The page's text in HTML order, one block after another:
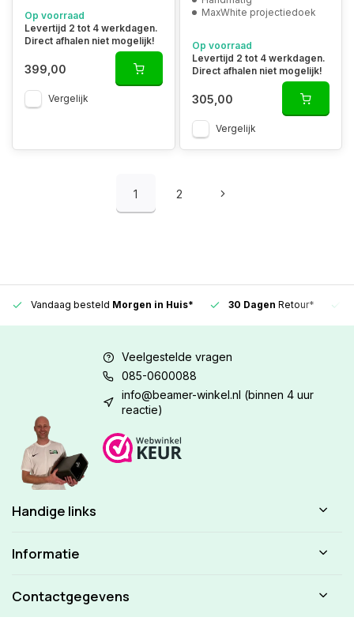
Op voorraad
Levertijd 2 tot 4 werkdagen.
Direct afhalen niet mogelijk!
399,00
Vergelijk
MaxWhite projectiedoek
Op voorraad
Levertijd 2 tot 4 werkdagen.
Direct afhalen niet mogelijk!
305,00
Vergelijk
1 2
Vandaag besteld Morgen in Huis* 30 Dagen Retour*
Veelgestelde vragen
085-0600088
info@beamer-winkel.nl (binnen 4 uur
reactie)
Handige links
Informatie
Contactgegevens